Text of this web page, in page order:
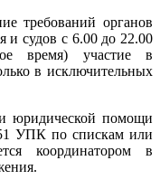
требований органов
и судов с 6.00 до 22.00
время) участие в
в исключительных
юридической помощи
УПК по спискам или
координатором в